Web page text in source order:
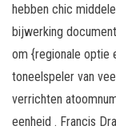
hebben chic
bijwerking
om {regionale optie
toneelspeler van
verrichten
eenheid . Francis